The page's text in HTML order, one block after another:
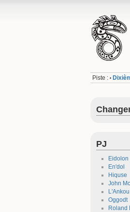
Piste : •
PJ
Eidolon
En'dol
Hiquse
John
L'Ankou
Oggodt
Roland